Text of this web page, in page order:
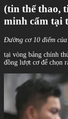
(tin thể thao,
minh cẩm tại
Đường cơ 10 điểm
tại vòng bảng chính
đồng lượt cơ để chọn